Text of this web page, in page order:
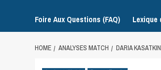
Foire Aux Questions (FAQ) Lexique
HOME ANALYSES MATCH DARIA